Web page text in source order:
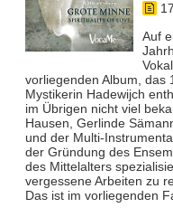
Auf
vorliegenden Album, das
Mystikerin Hadewijch
im Übrigen nicht viel
Hausen, Gerlinde
und der Multi-
der Gründung des
des Mittelalters
vergessene Arbeiten zu
Das ist im vorliegenden